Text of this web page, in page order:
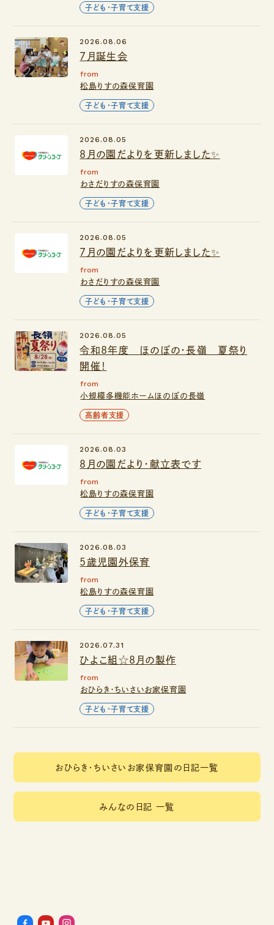
子ども・子育て支援
７月誕生会
2026.08.06
from
松島りすの森保育園
子ども・子育て支援
８月の園だよりを更新しました✨
2026.08.05
from
わさだりすの森保育園
子ども・子育て支援
７月の園だよりを更新しました✨
2026.08.05
from
わさだりすの森保育園
子ども・子育て支援
令和8年度 ほのぼの・長嶺 夏祭り
開催！
2026.08.05
from
小規模多機能ホームほのぼの長嶺
高齢者支援
８月の園だより・献立表です
2026.08.03
from
松島りすの森保育園
子ども・子育て支援
5歳児園外保育
2026.08.03
from
松島りすの森保育園
子ども・子育て支援
ひよこ組☆8月の製作
2026.07.31
from
おひらき・ちいさいお家保育園
子ども・子育て支援
おひらき・ちいさいお家保育園の日記一覧
みんなの日記 一覧